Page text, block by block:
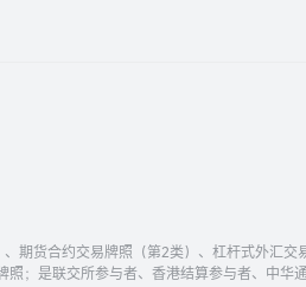
期货合约交易牌照（第2类）、杠杆式外汇
；是联交所参与者、香港结算参与者、中